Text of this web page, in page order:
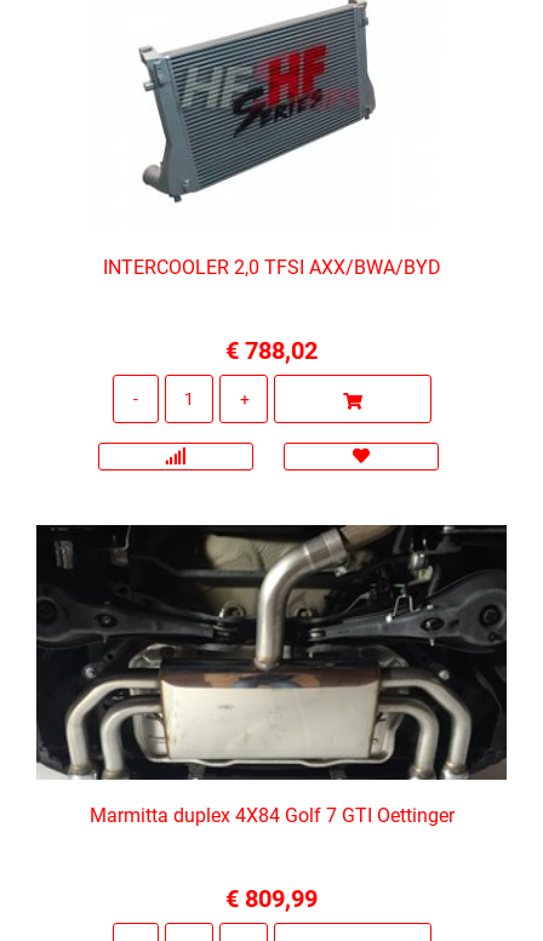
INTERCOOLER 2,0 TFSI AXX/BWA/BYD
€ 788,02
Marmitta duplex 4X84 Golf 7 GTI Oettinger
€ 809,99